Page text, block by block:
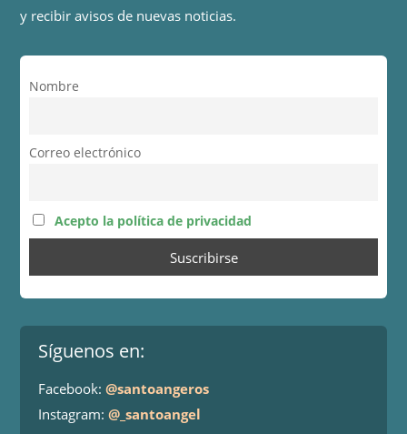
y recibir avisos de nuevas noticias.
Nombre
Correo electrónico
Acepto la política de privacidad
Síguenos en:
Facebook:@santoangeros
Instagram:@_santoangel